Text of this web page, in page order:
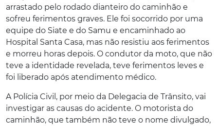
arrastado pelo rodado dianteiro do caminhão e
sofreu ferimentos graves. Ele foi socorrido por uma
equipe do Siate e do Samu e encaminhado ao
Hospital Santa Casa, mas não resistiu aos ferimentos
e morreu horas depois. O condutor da moto, que não
teve a identidade revelada, teve ferimentos leves e
foi liberado após atendimento médico.
A Polícia Civil, por meio da Delegacia de Trânsito, vai
investigar as causas do acidente. O motorista do
caminhão, que também não teve o nome divulgado,